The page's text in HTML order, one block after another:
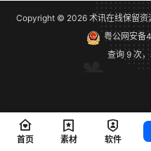
Copyright © 2026术讯在线保留资
粤公网安
查询 9 次
首页 素材 软件